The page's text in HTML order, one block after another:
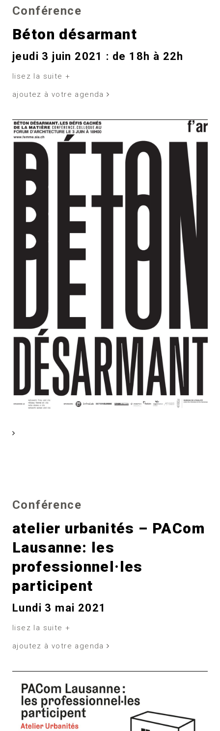
Conférence
Béton désarmant
jeudi 3 juin 2021 : de 18h à 22h
lisez la suite +
ajoutez à votre agenda
Conférence
atelier urbanités – PACom
Lausanne: les
professionnel·les
participent
Lundi 3 mai 2021
lisez la suite +
ajoutez à votre agenda